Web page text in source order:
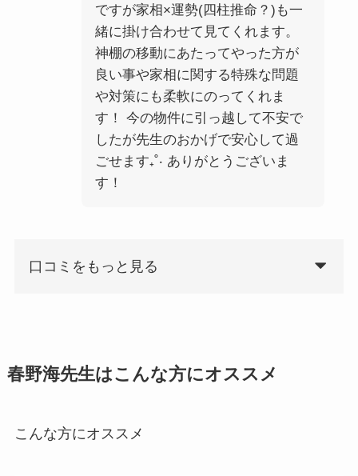
ですが家相×運勢(四柱推命？)も一
緒に掛け合わせて見てくれます。
神棚の移動にあたってやった方が
良い事や家相に関する特殊な問題
や対策にも柔軟にのってくれま
す！ 今の物件に引っ越して不安で
したが先生のおかげで安心して過
ごせます₊˚‧ ありがとうございま
す！
口コミをもっと見る
春野海先生はこんな方にオススメ
こんな方にオススメ